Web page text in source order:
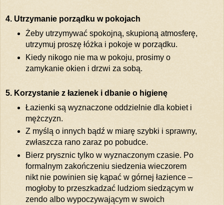
4. Utrzymanie porządku w pokojach
Żeby utrzymywać spokojną, skupioną atmosferę,
utrzymuj proszę łóżka i pokoje w porządku.
Kiedy nikogo nie ma w pokoju, prosimy o
zamykanie okien i drzwi za sobą.
5. Korzystanie z łazienek i dbanie o higienę
Łazienki są wyznaczone oddzielnie dla kobiet i
mężczyzn.
Z myślą o innych bądź w miarę szybki i sprawny,
zwłaszcza rano zaraz po pobudce.
Bierz prysznic tylko w wyznaczonym czasie. Po
formalnym zakończeniu siedzenia wieczorem
nikt nie powinien się kąpać w górnej łazience –
mogłoby to przeszkadzać ludziom siedzącym w
zendo albo wypoczywającym w swoich